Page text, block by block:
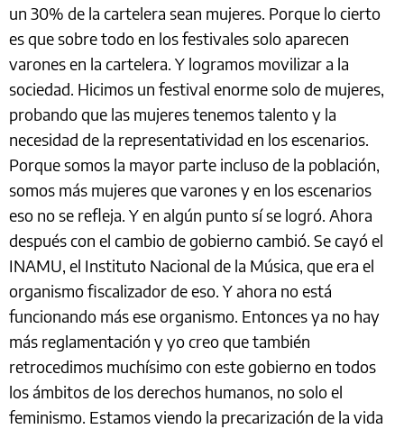
un 30% de la cartelera sean mujeres. Porque lo cierto
es que sobre todo en los festivales solo aparecen
varones en la cartelera. Y logramos movilizar a la
sociedad. Hicimos un festival enorme solo de mujeres,
probando que las mujeres tenemos talento y la
necesidad de la representatividad en los escenarios.
Porque somos la mayor parte incluso de la población,
somos más mujeres que varones y en los escenarios
eso no se refleja. Y en algún punto sí se logró. Ahora
después con el cambio de gobierno cambió. Se cayó el
INAMU, el Instituto Nacional de la Música, que era el
organismo fiscalizador de eso. Y ahora no está
funcionando más ese organismo. Entonces ya no hay
más reglamentación y yo creo que también
retrocedimos muchísimo con este gobierno en todos
los ámbitos de los derechos humanos, no solo el
feminismo. Estamos viendo la precarización de la vida